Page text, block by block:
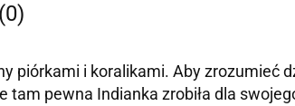
piórkami i koralikami. Aby zrozumieć
tam pewna Indianka zrobiła dla